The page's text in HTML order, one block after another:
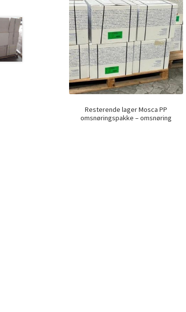
Resterende lager Mosca PP
omsnøringspakke – omsnøring